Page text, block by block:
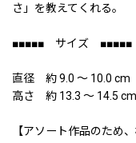
さ」を教えてくれる。
■■■■■ サイズ ■■■■■
直径 約 9.0 〜
高さ 約 13.3 〜 14.5
【アソート作品のため